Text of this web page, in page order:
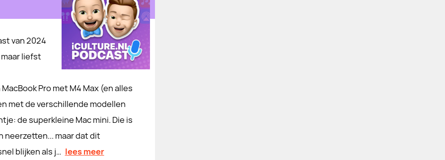
van 2024
liefst
Pro met M4 Max (en alles
met de verschillende modellen
de superkleine Mac mini. Die is
neerzetten... maar dat dit
blijken als j… lees meer